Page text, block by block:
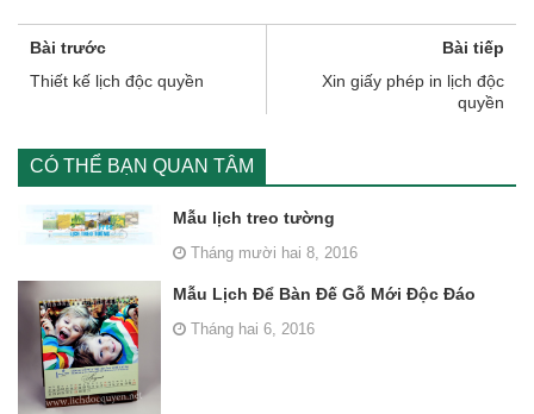
Bài trước
Thiết kế lịch độc quyền
Bài tiếp
Xin giấy phép in lịch độc
quyền
CÓ THỂ BẠN QUAN TÂM
Mẫu lịch treo tường
Tháng mười hai 8, 2016
Mẫu Lịch Để Bàn Đế Gỗ Mới Độc Đáo
Tháng hai 6, 2016